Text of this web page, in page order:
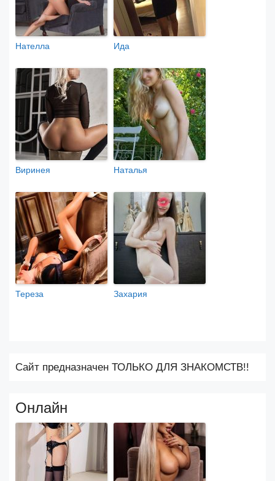
Нателла Ида
Виринея Наталья
Тереза Захария
Сайт предназначен ТОЛЬКО ДЛЯ ЗНАКОМСТВ!!
Онлайн